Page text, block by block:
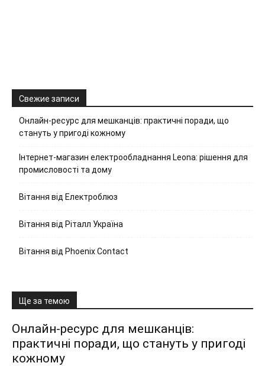
Свежие записи
Онлайн-ресурс для мешканців: практичні поради, що
стануть у пригоді кожному
Інтернет-магазин електрообладнання Leona: рішення для
промисловості та дому
Вітання від Електроблюз
Вітання від Ріталл Україна
Вітання від Phoenix Contact
Ще за темою
Онлайн-ресурс для мешканців:
практичні поради, що стануть у пригоді
кожному